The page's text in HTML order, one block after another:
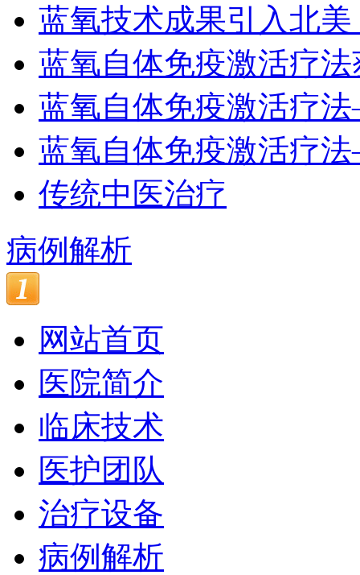
蓝氧技术成果引入北
蓝氧自体免疫激活疗
蓝氧自体免疫激活疗
蓝氧自体免疫激活疗
传统中医治疗
病例解析
网站首页
医院简介
临床技术
医护团队
治疗设备
病例解析